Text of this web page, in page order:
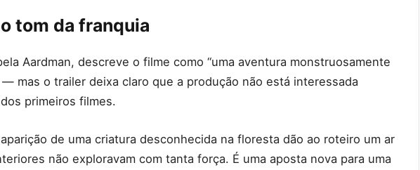
tom da franquia
Aardman, descreve o filme como “uma aventura monstruosamente
mas o trailer deixa claro que a produção não está interessada
primeiros filmes.
de uma criatura desconhecida na floresta dão ao roteiro um ar
não exploravam com tanta força. É uma aposta nova para uma